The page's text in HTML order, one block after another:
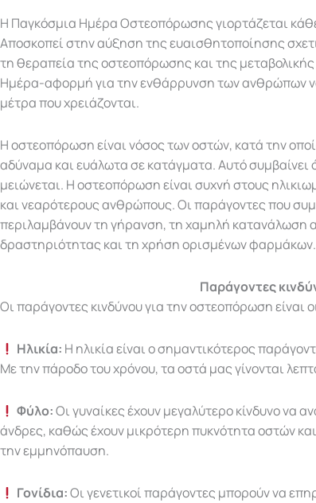
Η Παγκόσμια Ημέρα Οστεοπόρωσης γιορτάζεται
Αποσκοπεί στην αύξηση της ευαισθητοποίησης
τη θεραπεία της οστεοπόρωσης και της
Ημέρα-αφορμή για την ενθάρρυνση των ανθρώπων
μέτρα που χρειάζονται.
Η οστεοπόρωση είναι νόσος των οστών, κατά την
αδύναμα και ευάλωτα σε κατάγματα. Αυτό
μειώνεται. Η οστεοπόρωση είναι συχνή στους
και νεαρότερους ανθρώπους. Οι παράγοντες που
περιλαμβάνουν τη γήρανση, τη χαμηλή κατανάλωση
δραστηριότητας και τη χρήση ορισμένων φαρμάκων.
Παράγοντες
Οι παράγοντες κινδύνου για την οστεοπόρωση είναι
Ηλικία: Η ηλικία είναι ο σημαντικότερος
Με την πάροδο του χρόνου, τα οστά μας γίνονται
Φύλο:Οι γυναίκες έχουν μεγαλύτερο κίνδυνο να
άνδρες, καθώς έχουν μικρότερη πυκνότητα οστών
την εμμηνόπαυση.
Γονίδια:Οι γενετικοί παράγοντες μπορούν να